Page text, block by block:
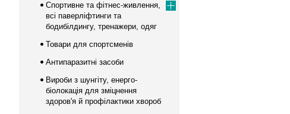
Спортивне та фітнес-живлення,
всі паверліфтинги та
бодибілдингу, тренажери, одяг
Товари для спортсменів
Антипаразитні засоби
Вироби з шунгіту, енерго-
біолокація для зміцнення
здоров'я й профілактики хвороб